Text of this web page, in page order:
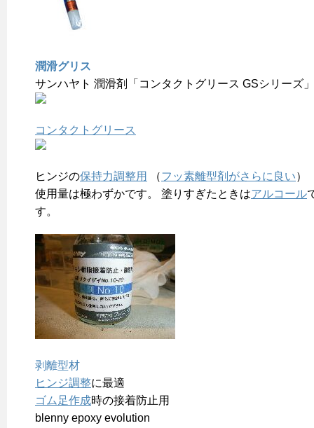
潤滑グリス
サンハヤト 潤滑剤「コンタクトグリース GSシリーズ
コンタクトグリース
ヒンジの保持力調整用 （フッ素離型剤がさらに良い）
使用量は極わずかです。 塗りすぎたときはアルコール
す。
剥離型材
ヒンジ調整に最適
ゴム足作成時の接着防止用
blenny epoxy evolution